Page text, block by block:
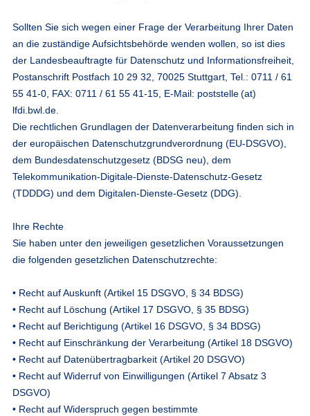
Sollten Sie sich wegen einer Frage der Verarbeitung Ihrer Daten
an die zuständige Aufsichtsbehörde wenden wollen, so ist dies
der Landesbeauftragte für Datenschutz und Informationsfreiheit,
Postanschrift Postfach 10 29 32, 70025 Stuttgart, Tel.: 0711 / 61
55 41-0, FAX: 0711 / 61 55 41-15, E-Mail: poststelle (at)
lfdi.bwl.de.
Die rechtlichen Grundlagen der Datenverarbeitung finden sich in
der europäischen Datenschutzgrundverordnung (EU-DSGVO),
dem Bundesdatenschutzgesetz (BDSG neu), dem
Telekommunikation-Digitale-Dienste-Datenschutz-Gesetz
(TDDDG) und dem Digitalen-Dienste-Gesetz (DDG).
Ihre Rechte
Sie haben unter den jeweiligen gesetzlichen Voraussetzungen
die folgenden gesetzlichen Datenschutzrechte:
• Recht auf Auskunft (Artikel 15 DSGVO, § 34 BDSG)
• Recht auf Löschung (Artikel 17 DSGVO, § 35 BDSG)
• Recht auf Berichtigung (Artikel 16 DSGVO, § 34 BDSG)
• Recht auf Einschränkung der Verarbeitung (Artikel 18 DSGVO)
• Recht auf Datenübertragbarkeit (Artikel 20 DSGVO)
• Recht auf Widerruf von Einwilligungen (Artikel 7 Absatz 3
DSGVO)
• Recht auf Widerspruch gegen bestimmte